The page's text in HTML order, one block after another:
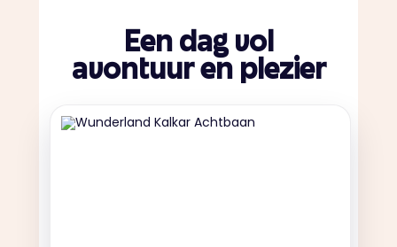
Een dag vol
avontuur en plezier